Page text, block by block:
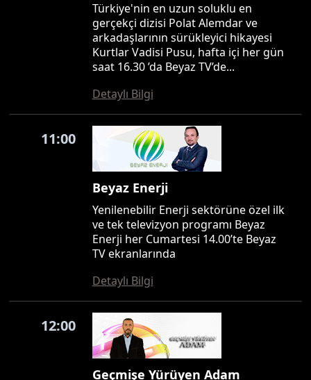
Türkiye'nin en uzun soluklu en
gerçekçi dizisi Polat Alemdar ve
arkadaşlarının sürükleyici hikayesi
Kurtlar Vadisi Pusu, hafta içi her gün
saat 16.30 ’da Beyaz TV’de...
Detaylı Bilgi
11:00
Beyaz Enerji
Yenilenebilir Enerji sektörüne özel ilk
ve tek televizyon programı Beyaz
Enerji her Cumartesi 14.00’te Beyaz
TV ekranlarında
Detaylı Bilgi
12:00
Geçmişe Yürüyen Adam